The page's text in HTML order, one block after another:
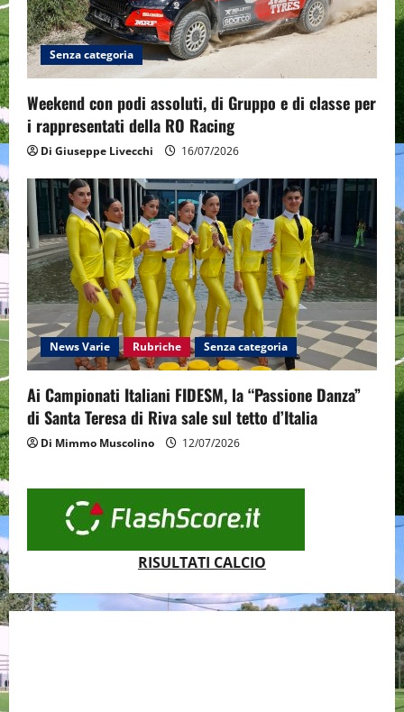
Senza categoria
Weekend con podi assoluti, di Gruppo e di classe per
i rappresentati della RO Racing
Di Giuseppe Livecchi 16/07/2026
News Varie Rubriche Senza categoria
Ai Campionati Italiani FIDESM, la “Passione Danza”
di Santa Teresa di Riva sale sul tetto d’Italia
Di Mimmo Muscolino 12/07/2026
RISULTATI CALCIO